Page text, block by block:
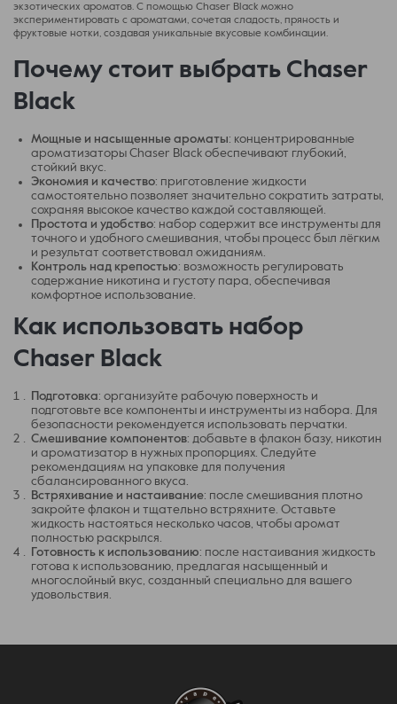
экзотических ароматов. С помощью Chaser Black можно
экспериментировать с ароматами, сочетая сладость, пряность и
фруктовые нотки, создавая уникальные вкусовые комбинации.
Почему стоит выбрать Chaser
Black
Мощные и насыщенные ароматы: концентрированные
ароматизаторы Chaser Black обеспечивают глубокий,
стойкий вкус.
Экономия и качество: приготовление жидкости
самостоятельно позволяет значительно сократить затраты,
сохраняя высокое качество каждой составляющей.
Простота и удобство: набор содержит все инструменты для
точного и удобного смешивания, чтобы процесс был лёгким
и результат соответствовал ожиданиям.
Контроль над крепостью: возможность регулировать
содержание никотина и густоту пара, обеспечивая
комфортное использование.
Как использовать набор
Chaser Black
Подготовка: организуйте рабочую поверхность и
подготовьте все компоненты и инструменты из набора. Для
безопасности рекомендуется использовать перчатки.
Смешивание компонентов: добавьте в флакон базу, никотин
и ароматизатор в нужных пропорциях. Следуйте
рекомендациям на упаковке для получения
сбалансированного вкуса.
Встряхивание и настаивание: после смешивания плотно
закройте флакон и тщательно встряхните. Оставьте
жидкость настояться несколько часов, чтобы аромат
полностью раскрылся.
Готовность к использованию: после настаивания жидкость
готова к использованию, предлагая насыщенный и
многослойный вкус, созданный специально для вашего
удовольствия.